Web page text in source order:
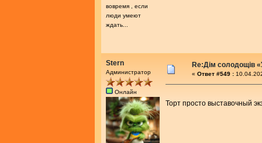
вовремя , если
люди умеют
ждать...
Stern
Администратор
Онлайн
Re:Дім солодощів
« Ответ #549 :
Торт просто выставочный